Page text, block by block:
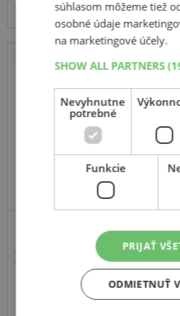
Centrálny sklad
Matador
MP93
205
127,31 €
74,70 €
SKLADOM Expedujeme
súhlasom môžeme tiež
osobné údaje
na marketingové účely.
SHOW ALL PARTNERS
Nevyhnutne
potrebné
Funkcie
PRIJAŤ
ODMIETNUŤ